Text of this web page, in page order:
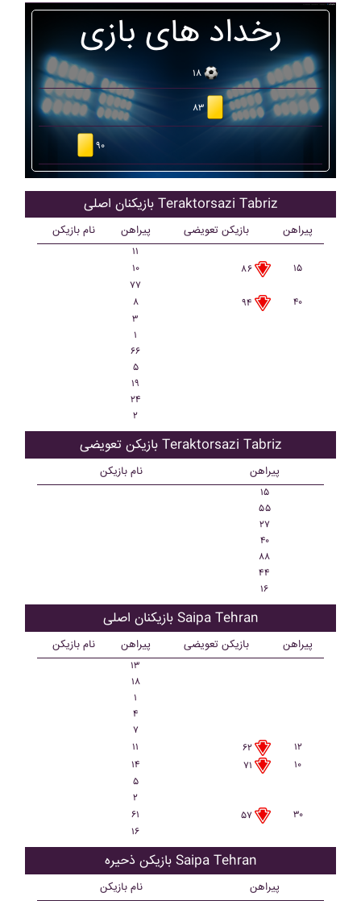
رخداد های بازی
۱۸
۸۳
۹۰
بازیکنان اصلی Teraktorsazi Tabriz
نام بازیکن پیراهن بازیکن تعویضی پیراهن
۱۱
۱۰
۸۶
۱۵
۷۷
۸
۹۴
۴۰
۳
۱
۶۶
۵
۱۹
۲۴
۲
بازیکن تعویضی Teraktorsazi Tabriz
نام بازیکن پیراهن
۱۵
۵۵
۲۷
۴۰
۸۸
۴۴
۱۶
بازیکنان اصلی Saipa Tehran
نام بازیکن پیراهن بازیکن تعویضی پیراهن
۱۳
۱۸
۱
۴
۷
۱۱
۶۲
۱۲
۱۴
۷۱
۱۰
۵
۲
۶۱
۵۷
۳۰
۱۶
بازیکن ذحیره Saipa Tehran
نام بازیکن پیراهن